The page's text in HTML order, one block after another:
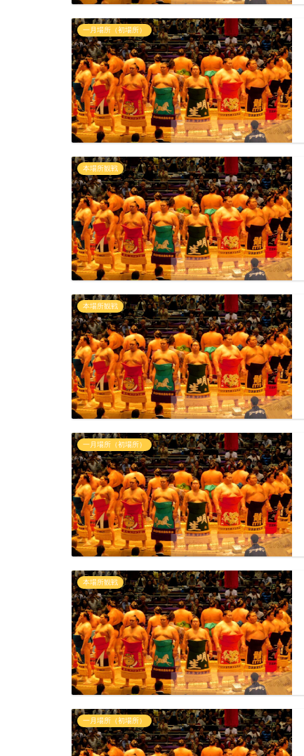
一月場所（初場所）
本場所観戦
本場所観戦
一月場所（初場所）
本場所観戦
一月場所（初場所）